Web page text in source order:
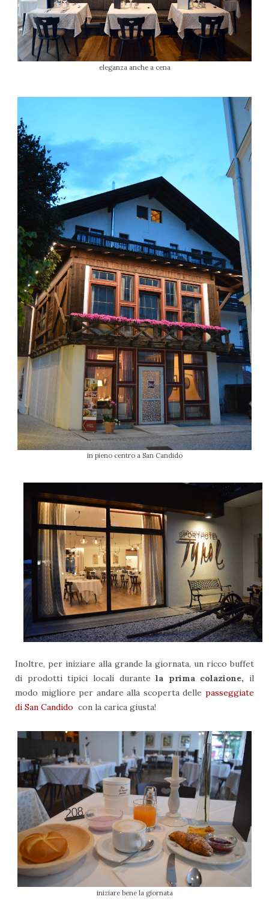
eleganza anche a cena
in pieno centro a San Candido
Inoltre, per iniziare alla grande la giornata, un ricco buffet
di prodotti tipici locali durantela prima colazione, il
modo migliore per andare alla scoperta delle passeggiate
di San Candido con la carica giusta!
iniziare bene la giornata